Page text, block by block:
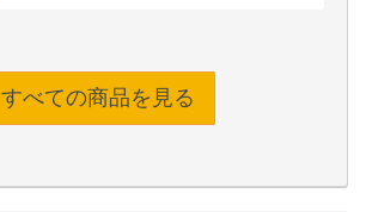
すべての商品を見る